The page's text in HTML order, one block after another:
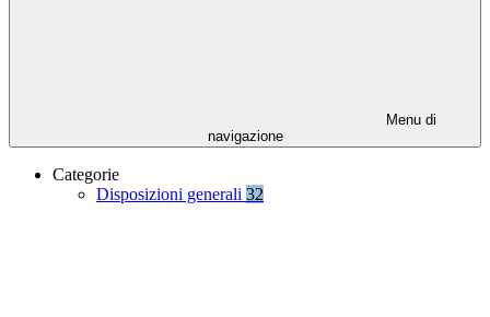
Menu di
navigazione
Categorie
Disposizioni generali 32